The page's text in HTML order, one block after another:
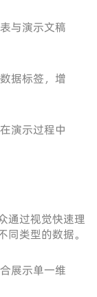
与演示文稿
据标签，增
演示过程中
通过视觉快速理
类型的数据。
展示单一维